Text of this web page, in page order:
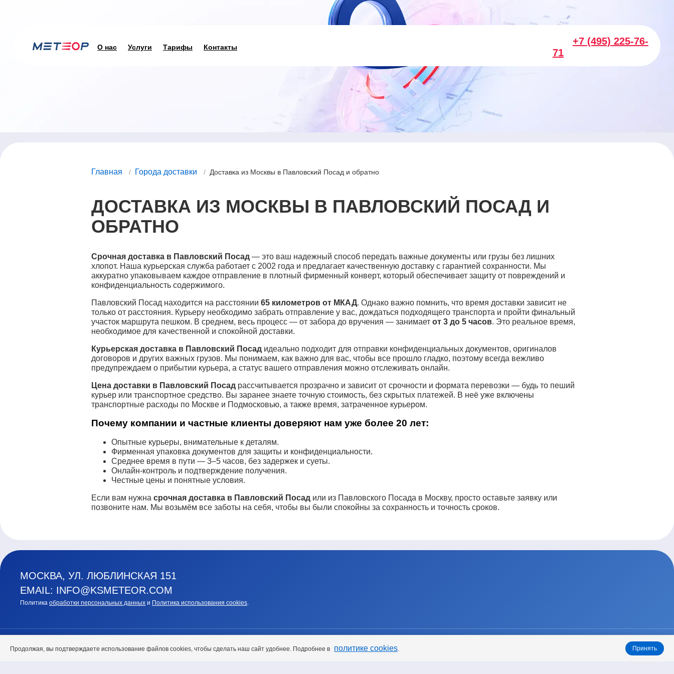
О нас Услуги Тарифы Контакты
+7 (495) 225-76-
71
Главная / Города доставки / Доставка из Москвы в Павловский Посад и обратно
ДОСТАВКА ИЗ МОСКВЫ В ПАВЛОВСКИЙ ПОСАД И
ОБРАТНО
Срочная доставка в Павловский Посад — это ваш надежный способ передать важные документы или грузы без лишних
хлопот. Наша курьерская служба работает с 2002 года и предлагает качественную доставку с гарантией сохранности. Мы
аккуратно упаковываем каждое отправление в плотный фирменный конверт, который обеспечивает защиту от повреждений и
конфиденциальность содержимого.
Павловский Посад находится на расстоянии 65 километров от МКАД. Однако важно помнить, что время доставки зависит не
только от расстояния. Курьеру необходимо забрать отправление у вас, дождаться подходящего транспорта и пройти финальный
участок маршрута пешком. В среднем, весь процесс — от забора до вручения — занимает от 3 до 5 часов. Это реальное время,
необходимое для качественной и спокойной доставки.
Курьерская доставка в Павловский Посад идеально подходит для отправки конфиденциальных документов, оригиналов
договоров и других важных грузов. Мы понимаем, как важно для вас, чтобы все прошло гладко, поэтому всегда вежливо
предупреждаем о прибытии курьера, а статус вашего отправления можно отслеживать онлайн.
Цена доставки в Павловский Посад рассчитывается прозрачно и зависит от срочности и формата перевозки — будь то пеший
курьер или транспортное средство. Вы заранее знаете точную стоимость, без скрытых платежей. В неё уже включены
транспортные расходы по Москве и Подмосковью, а также время, затраченное курьером.
Почему компании и частные клиенты доверяют нам уже более 20 лет:
Опытные курьеры, внимательные к деталям.
Фирменная упаковка документов для защиты и конфиденциальности.
Среднее время в пути — 3–5 часов, без задержек и суеты.
Онлайн-контроль и подтверждение получения.
Честные цены и понятные условия.
Если вам нужна срочная доставка в Павловский Посад или из Павловского Посада в Москву, просто оставьте заявку или
позвоните нам. Мы возьмём все заботы на себя, чтобы вы были спокойны за сохранность и точность сроков.
МОСКВА, УЛ. ЛЮБЛИНСКАЯ 151
EMAIL: INFO@KSMETEOR.COM
Политика обработки персональных данных и Политика использования cookies.
ГЛАВНАЯ О НАС УСЛУГИ
Продолжая, вы подтверждаете использование файлов cookies, чтобы сделать наш сайт удобнее. Подробнее в политике cookies. Принять